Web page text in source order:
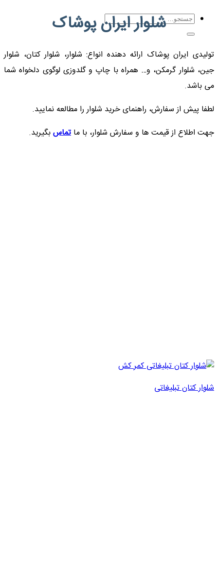
جستجو
برای:
اساس
شلوار ایران پوشاک
تولیدی ایران پوشاک ارائه دهنده انواع: شلوار، شلوار کتان، شلوار
جین، شلوار گرمکن، و… همراه با چاپ و گلدوزی لوگوی دلخواه شما
می باشد.
لطفا پیش از سفارش، راهنمای خرید شلوار را مطالعه نمایید.
جهت اطلاع از قیمت ها و سفارش شلوار، با ما تماسبگیرید.
شلوار کتان تبلیغاتی